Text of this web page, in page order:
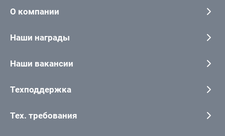
О компании
Наши награды
Наши вакансии
Техподдержка
Тех. требования